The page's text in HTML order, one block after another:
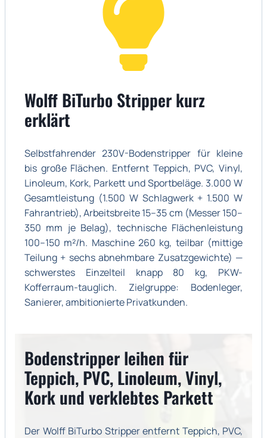
Wolff BiTurbo Stripper kurz
erklärt
Selbstfahrender 230V-Bodenstripper für kleine
bis große Flächen. Entfernt Teppich, PVC, Vinyl,
Linoleum, Kork, Parkett und Sportbeläge. 3.000 W
Gesamtleistung (1.500 W Schlagwerk + 1.500 W
Fahrantrieb), Arbeitsbreite 15–35 cm (Messer 150–
350 mm je Belag), technische Flächenleistung
100–150 m²/h. Maschine 260 kg, teilbar (mittige
Teilung + sechs abnehmbare Zusatzgewichte) —
schwerstes Einzelteil knapp 80 kg, PKW-
Kofferraum-tauglich. Zielgruppe: Bodenleger,
Sanierer, ambitionierte Privatkunden.
Bodenstripper leihen für
Teppich, PVC, Linoleum, Vinyl,
Kork und verklebtes Parkett
Der Wolff BiTurbo Stripper entfernt Teppich, PVC,